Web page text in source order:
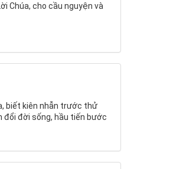
Chúa, cho cầu nguyện và
biết kiên nhẫn trước thử
đổi đời sống, hầu tiến bước